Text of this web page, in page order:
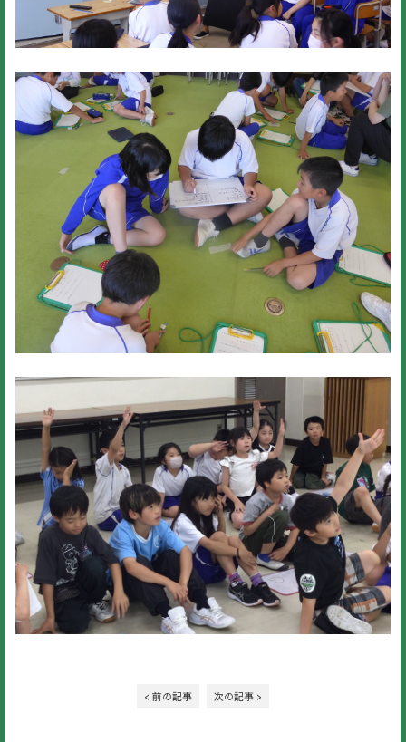
< 前の記事 次の記事 >